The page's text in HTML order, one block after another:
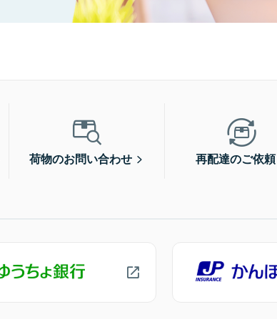
荷物のお問い合わせ 再配達のご依頼